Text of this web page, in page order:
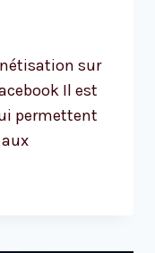
sur
Il est
permettent